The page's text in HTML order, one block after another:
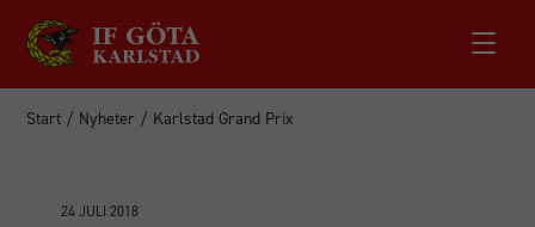
Start / Nyheter / Karlstad Grand Prix
24 JULI 2018